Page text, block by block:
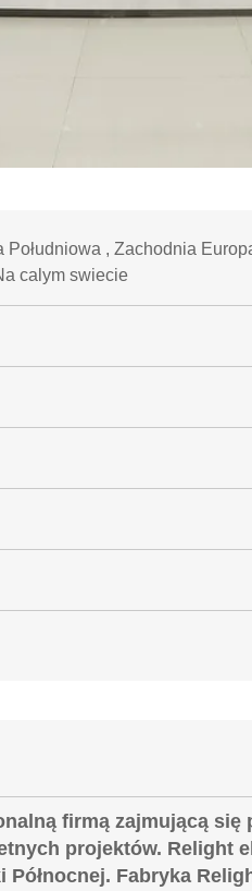
Południowa , Zachodnia
calym swiecie
firmą zajmującą
projektów. Relight
Fabryka